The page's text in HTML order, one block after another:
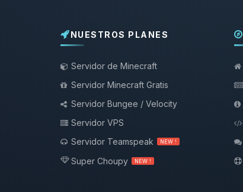
NUESTROS PLANES
Servidor de Minecraft
Servidor Minecraft Gratis
Servidor Bungee / Velocity
Servidor VPS
Servidor Teamspeak
NEW !
Super Choupy NEW !